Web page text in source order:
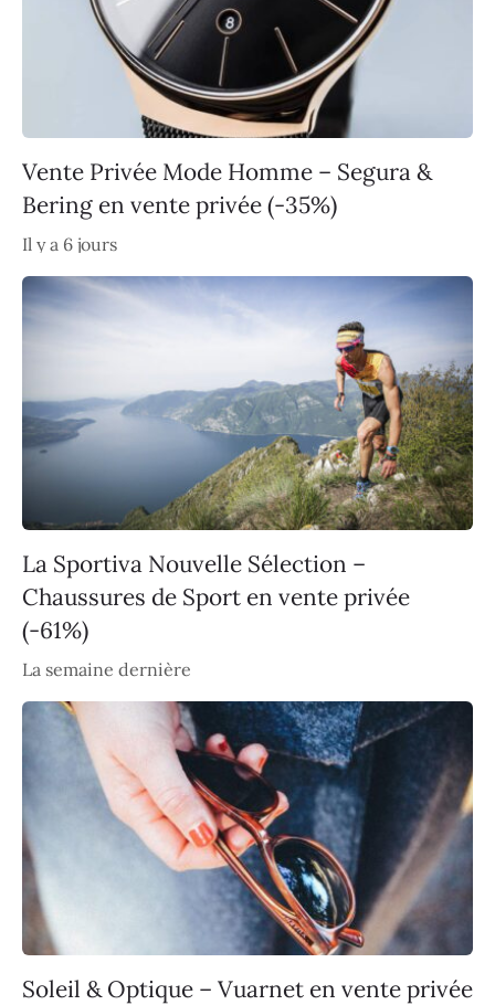
Vente Privée Mode Homme – Segura &
Bering en vente privée (-35%)
Il y a 6 jours
La Sportiva Nouvelle Sélection –
Chaussures de Sport en vente privée
(-61%)
La semaine dernière
Soleil & Optique – Vuarnet en vente privée